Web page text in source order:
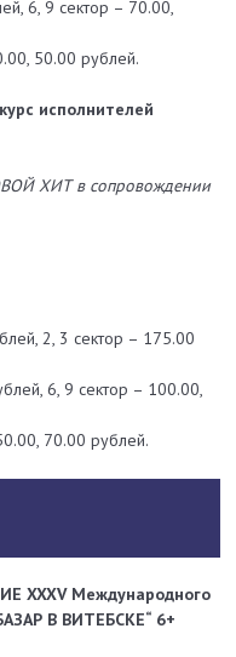
6, 9 сектор – 70.00,
50.00 рублей.
исполнителей
ХИТ в сопровождении
2, 3 сектор – 175.00
6, 9 сектор – 100.00,
70.00 рублей.
XXXV Международного
В ВИТЕБСКЕ“ 6+